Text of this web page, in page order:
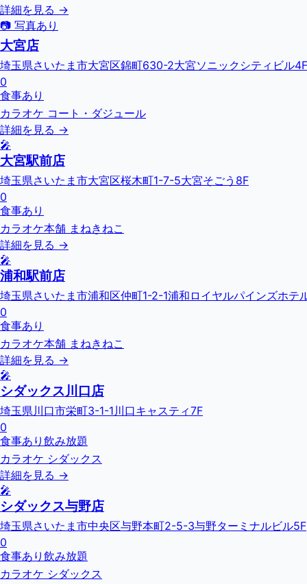
詳細を見る →
📷 写真あり
大宮店
埼玉県さいたま市大宮区錦町630-2大宮ソニックシティビル4F
0
食事あり
カラオケ コート・ダジュール
詳細を見る →
🎤
大宮駅前店
埼玉県さいたま市大宮区桜木町1-7-5大宮そごう8F
0
食事あり
カラオケ本舗 まねきねこ
詳細を見る →
🎤
浦和駅前店
埼玉県さいたま市浦和区仲町1-2-1浦和ロイヤルパインズホテ
0
食事あり
カラオケ本舗 まねきねこ
詳細を見る →
🎤
シダックス川口店
埼玉県川口市栄町3-1-1川口キャスティ7F
0
食事あり 飲み放題
カラオケ シダックス
詳細を見る →
🎤
シダックス与野店
埼玉県さいたま市中央区与野本町2-5-3与野ターミナルビル5F
0
食事あり 飲み放題
カラオケ シダックス